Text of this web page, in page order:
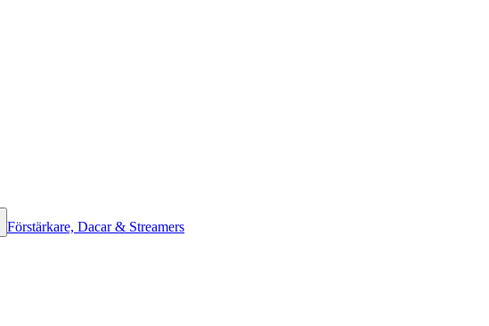
Förstärkare, Dacar & Streamers